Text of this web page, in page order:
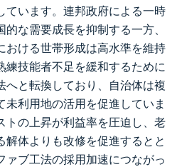
ています。連邦政府による一時
な需要成長を抑制する一方、
おける世帯形成は高水準を維持
練技能者不足を緩和するために
へと転換しており、自治体は複
利用地の活用を促進していま
トの上昇が利益率を圧迫し、老
解体よりも改修を促進するとと
ァブ工法の採用加速につながっ